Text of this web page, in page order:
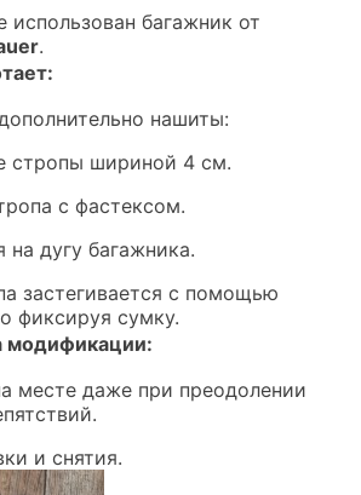
багажник от
.
нашиты:
стропы шириной 4 см.
с фастексом.
на дугу багажника.
застегивается с помощью
фиксируя сумку.
модификации:
месте даже при преодолении
и снятия.